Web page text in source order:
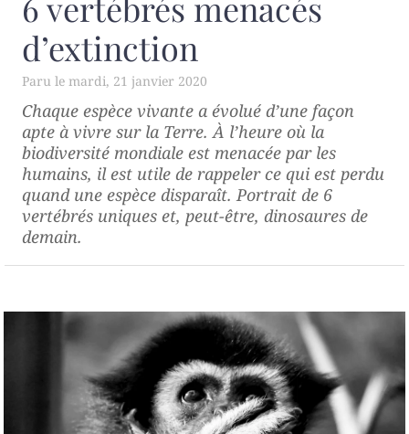
d’extinction
mardi, 21 janvier 2020
Chaque espèce vivante a évolué d’une façon
apte à vivre sur la Terre. À l’heure où la
biodiversité mondiale est menacée par les
humains, il est utile de rappeler ce qui est perdu
quand une espèce disparaît. Portrait de 6
vertébrés uniques et, peut-être, dinosaures de
demain.